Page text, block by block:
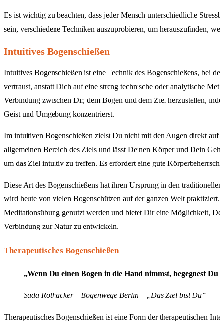
Es ist wichtig zu beachten, dass jeder Mensch unterschiedliche
sein, verschiedene Techniken auszuprobieren, um herauszufinden,
Intuitives Bogenschießen
Intuitives Bogenschießen ist eine Technik des Bogenschießens, bei
vertraust, anstatt Dich auf eine streng technische oder analytische
Verbindung zwischen Dir, dem Bogen und dem Ziel herzustellen,
Geist und Umgebung konzentrierst.
Im intuitiven Bogenschießen zielst Du nicht mit den Augen direkt
allgemeinen Bereich des Ziels und lässt Deinen Körper und Dein
um das Ziel intuitiv zu treffen. Es erfordert eine gute
Diese Art des Bogenschießens hat ihren Ursprung in den
wird heute von vielen Bogenschützen auf der ganzen Welt
Meditationsübung genutzt werden und bietet Dir eine Möglichkeit,
Verbindung zur Natur zu entwickeln.
Therapeutisches Bogenschießen
„Wenn Du einen Bogen in die Hand nimmst, begegnest
Sada Rothacker – Bogenwege Berlin – „Das Ziel bist Du“
Therapeutisches Bogenschießen ist eine Form der therapeutischen